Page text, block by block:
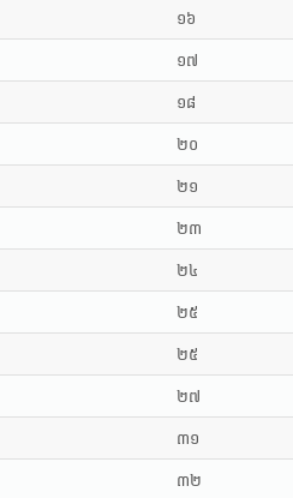
១៦
១៧
១៨
២០
២១
២៣
២៤
២៥
២៥
២៧
៣១
៣២